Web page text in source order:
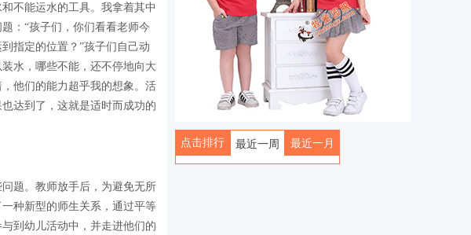
不能运水的工具。我拿着其中
：“孩子们，你们看看老师今
指定的位置？”孩子们自己动
水，哪些不能，还不停地向大
他们的能力超乎我的想象。活
达到了，这就是适时而成功的
题。教师放手后，为避免无所
种新型的师生关系，通过平等
到幼儿活动中，并走进他们的
点击排行 最近一周 最近一月